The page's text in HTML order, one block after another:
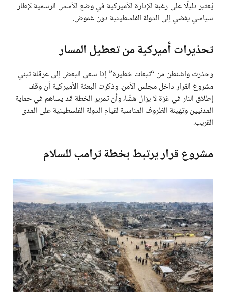
يُعتبر دليلًا على رغبة الإدارة الأميركية في وضع الأسس الرسمية لإطار
سياسي يفضي إلى الدولة الفلسطينية دون غموض.
تحذيرات أميركية من تعطيل المسار
وحذرت واشنطن من “تبعات خطيرة” إذا سعى البعض إلى عرقلة تبني
مشروع القرار داخل مجلس الأمن. وذكرت البعثة الأميركية أن وقف
إطلاق النار في غزة لا يزال هشًا، وأن تمرير الخطة قد يساهم في حماية
المدنيين وتهيئة الظروف المناسبة لقيام الدولة الفلسطينية على المدى
القريب.
مشروع قرار يرتبط بخطة ترامب للسلام